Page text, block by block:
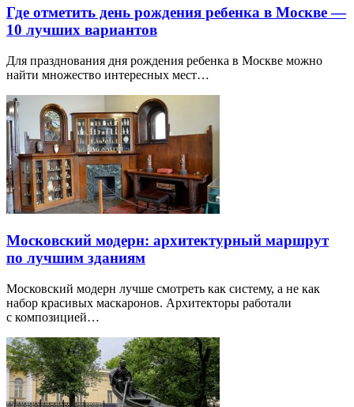
Где отметить день рождения ребенка в Москве —
10 лучших вариантов
Для празднования дня рождения ребенка в Москве можно
найти множество интересных мест…
Московский модерн: архитектурный маршрут
по лучшим зданиям
Московский модерн лучше смотреть как систему, а не как
набор красивых маскаронов. Архитекторы работали
с композицией…